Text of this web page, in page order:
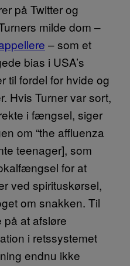
på Twitter og
milde dom –
– som et
bias i USA’s
til fordel for hvide og
Hvis Turner var sort,
i fængsel, siger
om “the affluenza
teenager], som
for at
ved spirituskørsel,
om snakken. Til
at afsløre
i retssystemet
endnu ikke